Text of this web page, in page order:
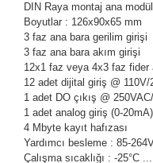
DIN Raya montaj ana modül
Boyutlar : 126x90x65 mm
3 faz ana bara gerilim girişi
3 faz ana bara akım girişi
12x1 faz veya 4x3 faz fider
12 adet dijital giriş @ 110V/
1 adet DO çıkış @
1 adet analog giriş (0-20mA)
4 Mbyte kayıt hafızası
Yardımcı besleme : 85-
Çalışma sıcaklığı : -25°C